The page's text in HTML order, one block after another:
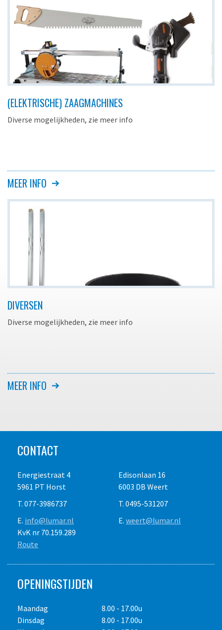
(ELEKTRISCHE) ZAAGMACHINES
Diverse mogelijkheden, zie meer info
MEER INFO
DIVERSEN
Diverse mogelijkheden, zie meer info
MEER INFO
CONTACT
Energiestraat 4
5961 PT Horst
T. 077-3986737
E. info@lumar.nl
Edisonlaan 16
6003 DB Weert
T. 0495-531207
E. weert@lumar.nl
KvK nr 70.159.289
Route
OPENINGSTIJDEN
Maandag
Dinsdag
8.00 - 17.00u
8.00 - 17.00u